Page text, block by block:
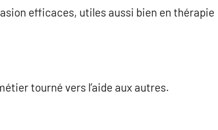
efficaces, utiles aussi bien en thérapie
tourné vers l’aide aux autres.